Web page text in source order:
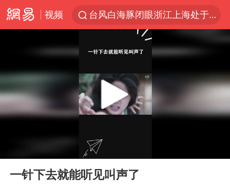
视频
台风白海豚闭眼浙江上海处于危险半圆
香港宏福苑火灾或由烟头引起
中国父女泰国骑摩托车坠崖1死1伤
周末打虎 宋致远被查
白海豚将正面袭击贯穿浙江
多个明星演唱会取消
四川宜宾市珙县发生3.4级地震
Play
一针下去就能听见叫声了